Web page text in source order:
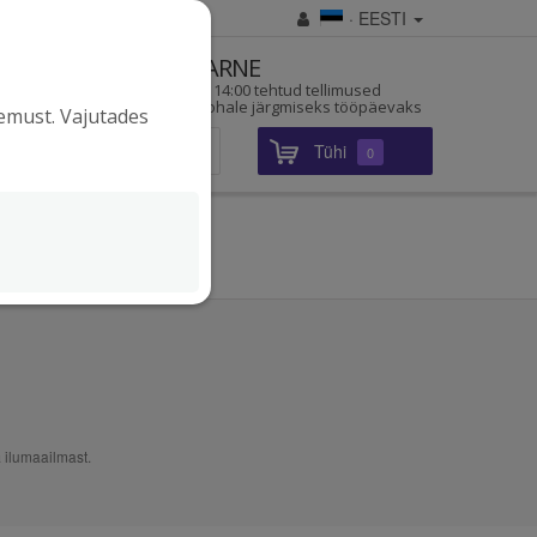
· EESTI
KIIRE TARNE
Enne kella 14:00 tehtud tellimused
jõuavad kohale järgmiseks tööpäevaks
Tühi 0
Vajutades